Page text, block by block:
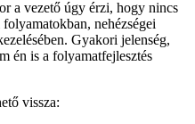
a vezető úgy érzi, hogy nincs
nehézségei
Gyakori jelenség,
én is a folyamatfejlesztés
vissza: